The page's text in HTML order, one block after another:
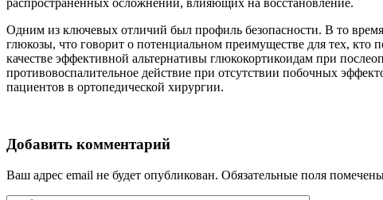
Одним из ключевых отличий был профиль безопасности. В то
глюкозы, что говорит о потенциальном преимуществе для тех, кто
качестве эффективной альтернативы глюкокортикоидам при
противовоспалительное действие при отсутствии побочных
пациентов в ортопедической хирургии.
Добавить комментарий
Ваш адрес email не будет опубликован. Обязательные поля